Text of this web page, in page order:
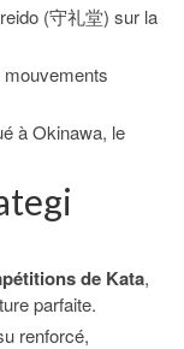
(守礼堂) sur la
mouvements
à Okinawa, le
de Kata,
parfaite.
renforcé,